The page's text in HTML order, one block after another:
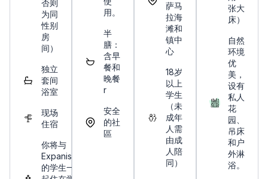
否则
为同
性别
房
间）
独立
套间
浴室
现场
住宿
你将与​​
Expanish
的学生一
用。
半
膳：
含早
餐和
晚餐
r
安全
的社
區
萨马
拉海
滩和
镇中
心
18岁
以上
学生
（未
成年
人需
由成
人陪
同）
张大
床）
自然
环境
优
美，
设有
私人
花
园、
吊床
和户
外淋
浴。